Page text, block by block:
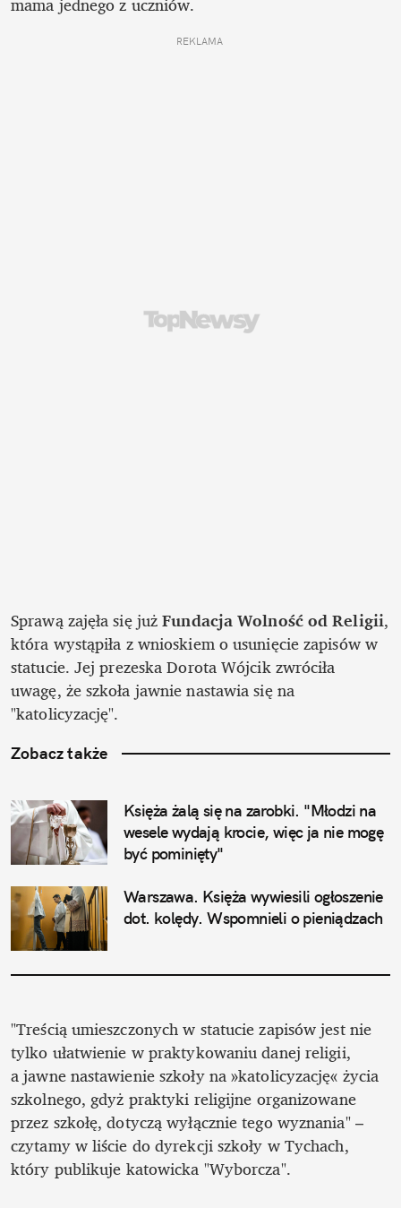
REKLAMA
Sprawą zajęła się już Fundacja Wolność od Religii,
która wystąpiła z wnioskiem o usunięcie zapisów w
statucie. Jej prezeska Dorota Wójcik zwróciła
uwagę, że szkoła jawnie nastawia się na
"katolicyzację".
Zobacz także
Księża żalą się na zarobki. "Młodzi na
wesele wydają krocie, więc ja nie mogę
być pominięty"
Warszawa. Księża wywiesili ogłoszenie
dot. kolędy. Wspomnieli o pieniądzach
"Treścią umieszczonych w statucie zapisów jest nie
tylko ułatwienie w praktykowaniu danej religii,
a jawne nastawienie szkoły na »katolicyzację« życia
szkolnego, gdyż praktyki religijne organizowane
przez szkołę, dotyczą wyłącznie tego wyznania" –
czytamy w liście do dyrekcji szkoły w Tychach,
który publikuje katowicka "Wyborcza".